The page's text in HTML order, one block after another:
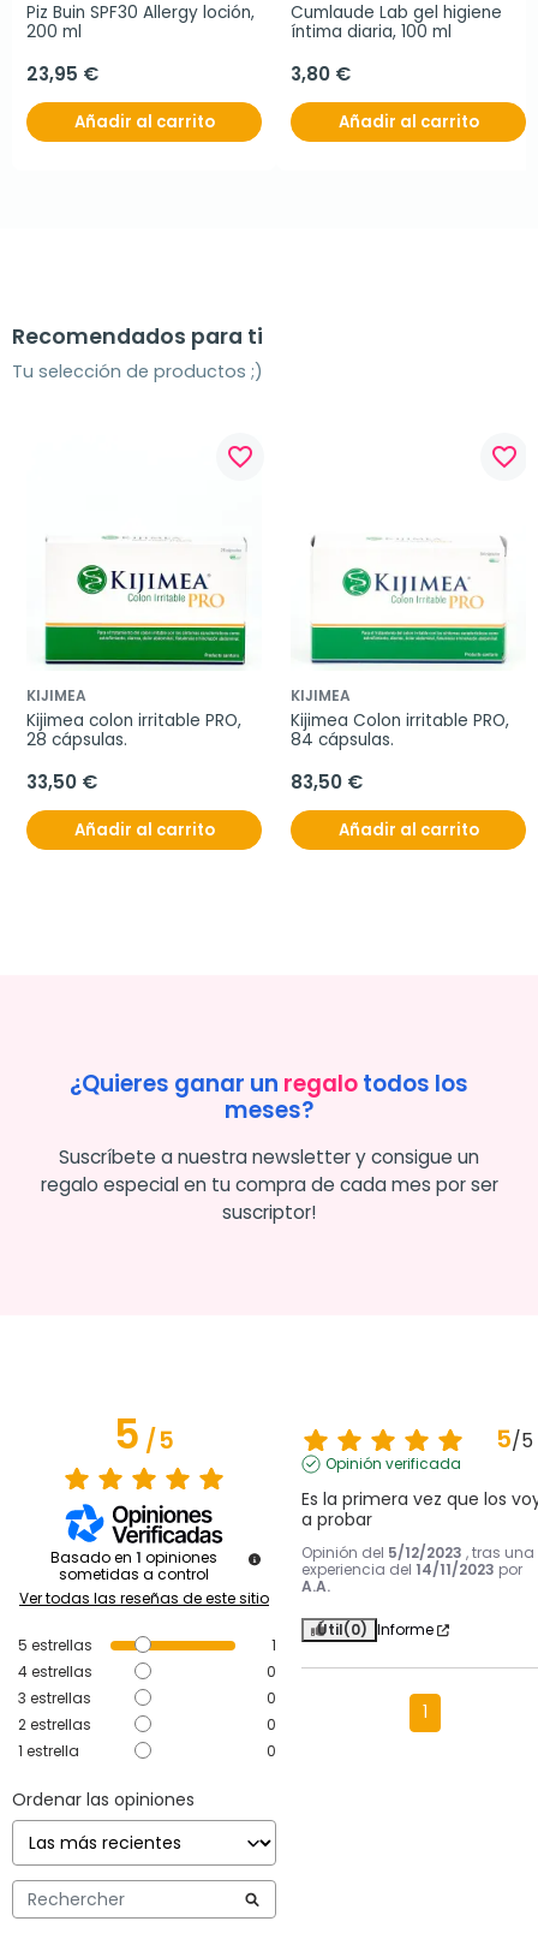
Piz Buin SPF30 Allergy loción,
200 ml
23,95 €
Añadir al carrito
Cumlaude Lab gel higiene
íntima diaria, 100 ml
3,80 €
Añadir al carrito
Recomendados para ti
Tu selección de productos ;)
favorite_border
KIJIMEA
Kijimea colon irritable PRO,
28 cápsulas.
33,50 €
Añadir al carrito
favorite_border
KIJIMEA
Kijimea Colon irritable PRO,
84 cápsulas.
83,50 €
Añadir al carrito
¿Quieres ganar un regalotodos los
meses?
Suscríbete a nuestra newsletter y consigue un
regalo especial en tu compra de cada mes por ser
suscriptor!
5/5
Basado en 1 opiniones
sometidas a control
Ver todas las reseñas de este sitio
5 estrellas
1
4estrellas
0
3 estrellas
0
2estrellas
0
1 estrella 0
Ordenar las opiniones
5/5
Opinión verificada
Es la primera vez que los
a probar
Opinión del 5/12/2023 , tras una
experiencia del 14/11/2023 por
A.A.
Útil(0) Informe
1